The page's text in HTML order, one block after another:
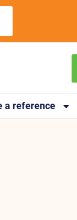
a reference